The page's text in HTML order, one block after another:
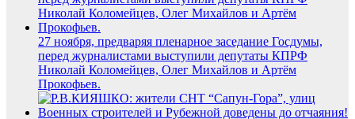
27 ноября, предваряя пленарное заседание Госдумы,
перед журналистами выступили депутаты КПРФ
Николай Коломейцев, Олег Михайлов и Артём
Прокофьев.